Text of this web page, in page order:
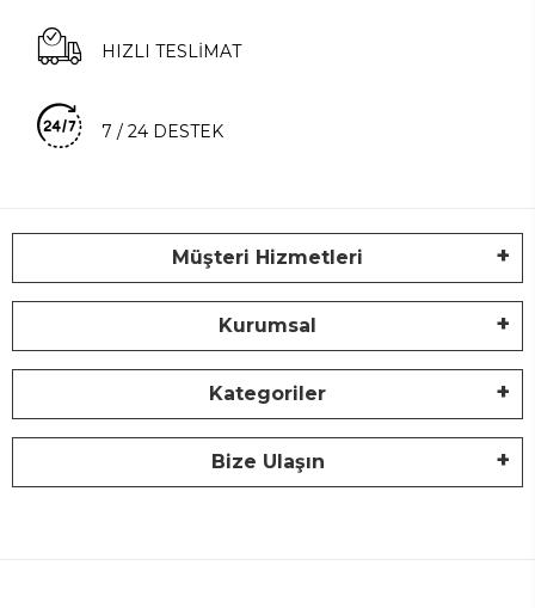
HIZLI TESLİMAT
7 / 24 DESTEK
Müşteri Hizmetleri
Kurumsal
Kategoriler
Bize Ulaşın